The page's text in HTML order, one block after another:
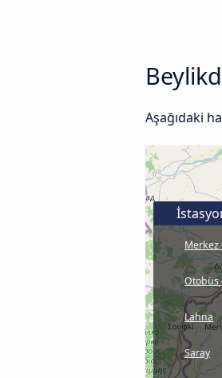
Aşağıdaki
Otobüs
Lahna
Saray